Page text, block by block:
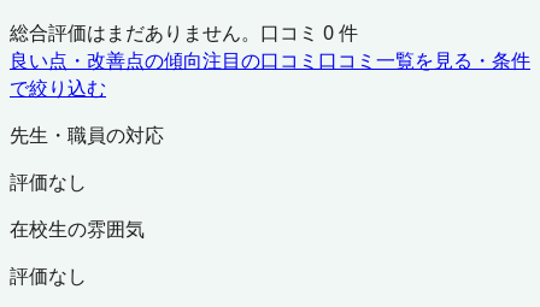
総合評価はまだありません。口コミ 0件
良い点・改善点の傾向注目の口コミ 口コミ一覧を見る・条件
で絞り込む
先生・職員の対応
評価なし
在校生の雰囲気
評価なし